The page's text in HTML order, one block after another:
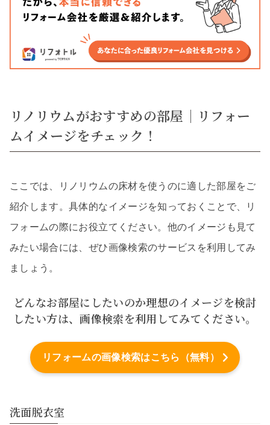
リノリウムがおすすめの部屋｜リフォー
ムイメージをチェック！
ここでは、リノリウムの床材を使うのに適した部屋をご
紹介します。具体的なイメージを知っておくことで、リ
フォームの際にお役立てください。他のイメージも見て
みたい場合には、ぜひ画像検索のサービスを利用してみ
ましょう。
どんなお部屋にしたいのか理想のイメージを検討
したい方は、画像検索を利用してみてください。
リフォームの画像検索はこちら（無料）
洗面脱衣室